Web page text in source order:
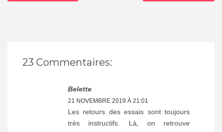
23 Commentaires:
Belette
21 NOVEMBRE 2019 À 21:01
Les retours des essais sont toujours
très instructifs. Là, on retrouve